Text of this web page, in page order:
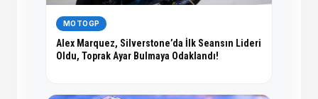
MOTOGP
Alex Marquez, Silverstone’da İlk Seansın Lideri
Oldu, Toprak Ayar Bulmaya Odaklandı!